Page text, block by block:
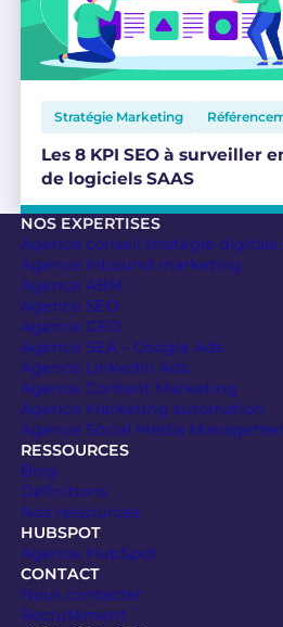
Stratégie Marketing
Les 8 KPI SEO à surveiller
de logiciels SAAS
NOS EXPERTISES
Agence conseil stratégie digitale
Agence Inbound marketing
Agence ABM
Agence SEO
Agence GEO
Agence SEA – Google Ads
Agence LinkedIn Ads
Agence Content Marketing
Agence Marketing automation
Agence Social Media
RESSOURCES
Blog
Définitions
Nos ressources
HUBSPOT
Agence HubSpot
CONTACT
Nous contacter
Recrutement